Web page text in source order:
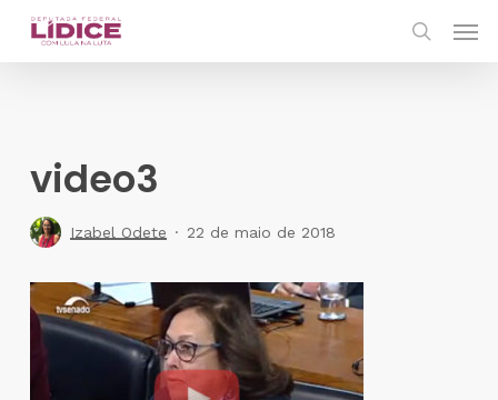
Skip
video3
Izabel Odete 22 de maio de 2018